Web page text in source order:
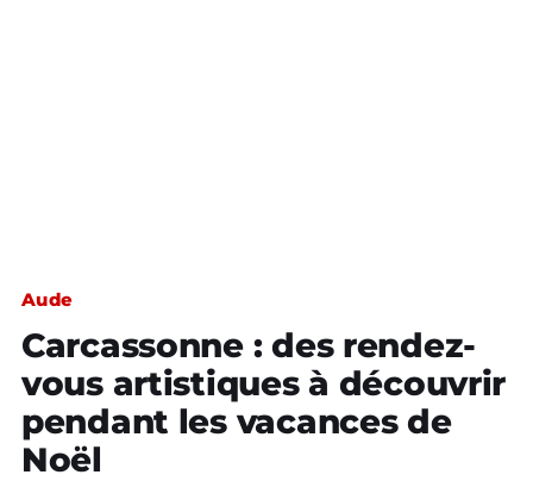
Aude
Carcassonne : des rendez-
vous artistiques à découvrir
pendant les vacances de
Noël